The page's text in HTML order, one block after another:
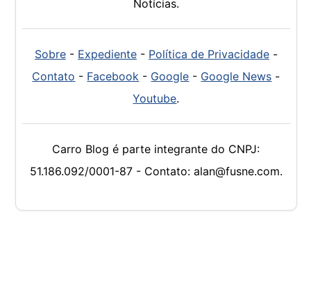
Notícias.
Sobre- Expediente- Política de Privacidade-
Contato - Facebook - Google - Google News -
Youtube.
Carro Blog é parte integrante do CNPJ:
51.186.092/0001-87 - Contato: alan@fusne.com.